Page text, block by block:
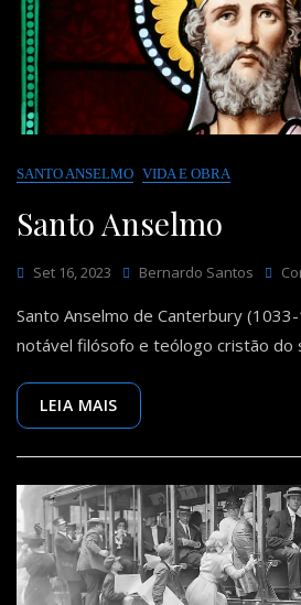
SANTO ANSELMO VIDA E OBRA
Santo Anselmo
Set 16, 2023 Bernardo Santos
Santo Anselmo de Canterbury
notável filósofo e teólogo cristão do
LEIA MAIS